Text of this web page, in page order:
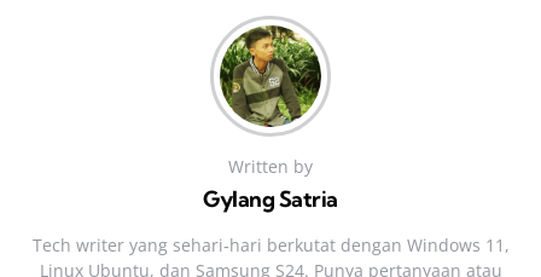
Written by
Gylang Satria
Tech writer yang sehari‑hari berkutat dengan Windows 11,
Linux Ubuntu, dan Samsung S24. Punya pertanyaan atau